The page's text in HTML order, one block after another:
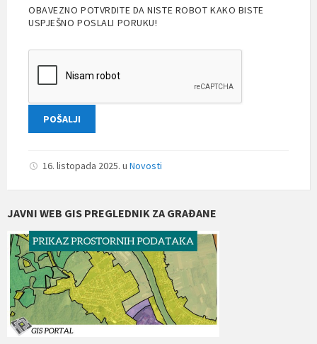
OBAVEZNO POTVRDITE DA NISTE ROBOT KAKO BISTE
USPJEŠNO POSLALI PORUKU!
16. listopada 2025. u Novosti
JAVNI WEB GIS PREGLEDNIK ZA GRAĐANE